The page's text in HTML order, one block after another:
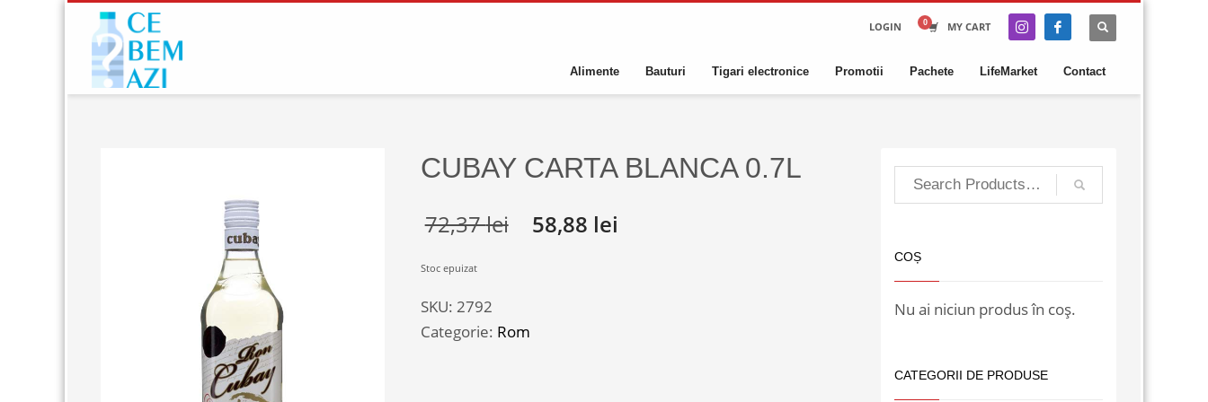
LOGIN MY CART
Alimente Bauturi Tigari electronice Promotii Pachete LifeMarket Contact
CUBAY CARTA BLANCA 0.7L
72,37lei 58,88 lei
Stoc epuizat
SKU: 2792
Categorie: Rom
COȘ
Nu ai niciun produs în coș.
CATEGORII DE PRODUSE